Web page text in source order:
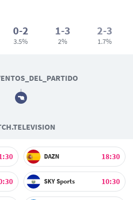
0-2
3.5%
1-3
2%
2-3
1.7%
DAZN 18:30
SKY Sports 10:30